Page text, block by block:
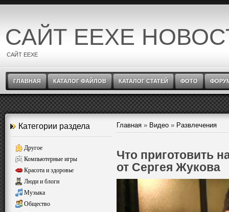
САЙТ EEXE
САЙТ EEXE
ГЛАВНАЯ КАТАЛОГ ФАЙЛОВ КАТАЛОГ СТАТЕЙ ФОТО
Категории раздела
Другое
Компьютерные игры
Красота и здоровье
Люди и блоги
Музыка
Общество
Главная » Видео » Развлечения
Что приготовить
от Сергея Жукова